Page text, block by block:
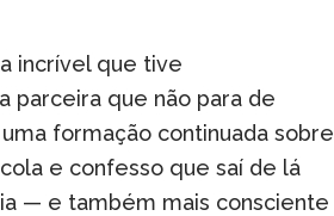
incrível que tive
parceira que não para de
formação continuada sobre
e confesso que saí de lá
— e também mais consciente